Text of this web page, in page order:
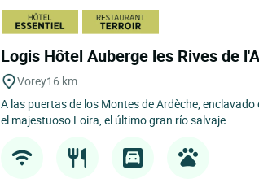
Logis Hôtel Auberge les Rives de
Vorey16 km
A las puertas de los Montes de Ardèche, enclavado
el majestuoso Loira, el último gran río salvaje...